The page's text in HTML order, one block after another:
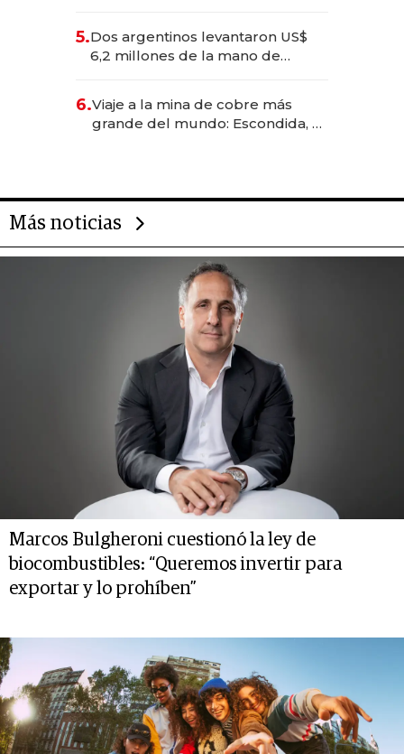
transformadoras
5.Dos argentinos levantaron US$
6,2 millones de la mano de
6.Viaje a la mina de cobre más
grande del mundo: Escondida, el
Más noticias
Marcos Bulgheroni cuestionó la ley de
biocombustibles: “Queremos invertir para
exportar y lo prohíben”